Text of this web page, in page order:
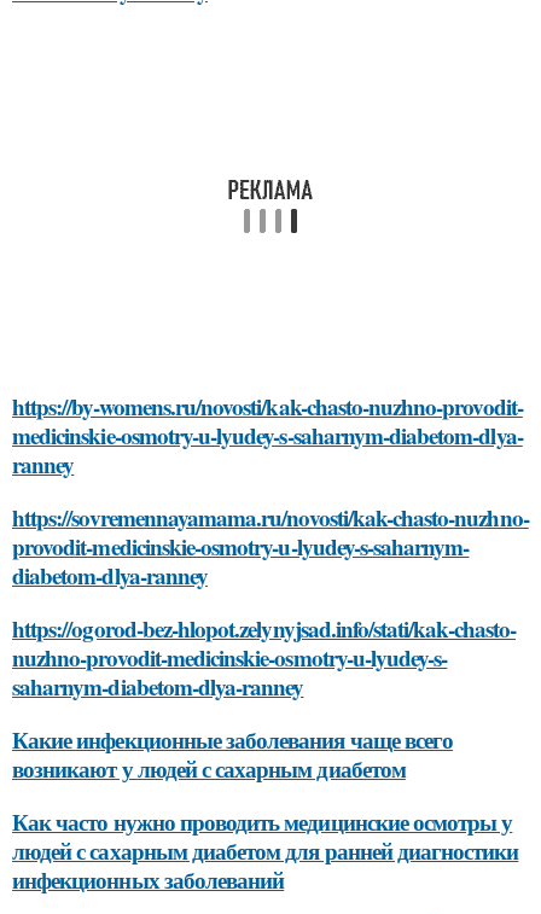
https://by-womens.ru/novosti/kak-chasto-nuzhno-provodit-
medicinskie-osmotry-u-lyudey-s-saharnym-diabetom-dlya-
ranney
https://sovremennayamama.ru/novosti/kak-chasto-nuzhno-
provodit-medicinskie-osmotry-u-lyudey-s-saharnym-
diabetom-dlya-ranney
https://ogorod-bez-hlopot.zelynyjsad.info/stati/kak-chasto-
nuzhno-provodit-medicinskie-osmotry-u-lyudey-s-
saharnym-diabetom-dlya-ranney
Какие инфекционные заболевания чаще всего
возникают у людей с сахарным диабетом
Как часто нужно проводить медицинские осмотры у
людей с сахарным диабетом для ранней диагностики
инфекционных заболеваний